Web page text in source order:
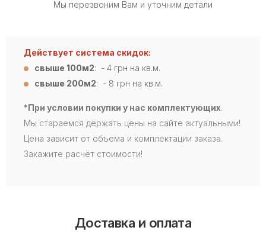
Мы перезвоним Вам и уточним детали
Действует система скидок:
свыше 100м2: - 4 грн на кв.м.
свыше 200м2: - 8 грн на кв.м.
*При условии покупки у нас комплектующих.
Мы стараемся держать цены на сайте актуальными!
Цена зависит от объема и комплектации заказа.
Закажите расчёт стоимости!
Доставка и оплата